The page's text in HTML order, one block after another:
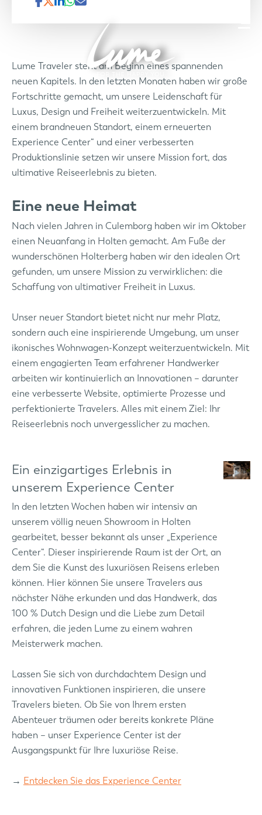
Lume Traveler steht am Beginn eines spannenden
neuen Kapitels. In den letzten Monaten haben wir große
Fortschritte gemacht, um unsere Leidenschaft für
Luxus, Design und Freiheit weiterzuentwickeln. Mit
einem brandneuen Standort, einem erneuerten
Experience Center“ und einer verbesserten
Produktionslinie setzen wir unsere Mission fort, das
ultimative Reiseerlebnis zu bieten.
Eine neue Heimat
Nach vielen Jahren in Culemborg haben wir im Oktober
einen Neuanfang in Holten gemacht. Am Fuße der
wunderschönen Holterberg haben wir den idealen Ort
gefunden, um unsere Mission zu verwirklichen: die
Schaffung von ultimativer Freiheit in Luxus.
Unser neuer Standort bietet nicht nur mehr Platz,
sondern auch eine inspirierende Umgebung, um unser
ikonisches Wohnwagen-Konzept weiterzuentwickeln. Mit
einem engagierten Team erfahrener Handwerker
arbeiten wir kontinuierlich an Innovationen – darunter
eine verbesserte Website, optimierte Prozesse und
perfektionierte Travelers. Alles mit einem Ziel: Ihr
Reiseerlebnis noch unvergesslicher zu machen.
Ein einzigartiges Erlebnis in
unserem Experience Center
In den letzten Wochen haben wir intensiv an
unserem völlig neuen Showroom in Holten
gearbeitet, besser bekannt als unser „Experience
Center“. Dieser inspirierende Raum ist der Ort, an
dem Sie die Kunst des luxuriösen Reisens erleben
können. Hier können Sie unsere Travelers aus
nächster Nähe erkunden und das Handwerk, das
100 % Dutch Design und die Liebe zum Detail
erfahren, die jeden Lume zu einem wahren
Meisterwerk machen.
Lassen Sie sich von durchdachtem Design und
innovativen Funktionen inspirieren, die unsere
Travelers bieten. Ob Sie von Ihrem ersten
Abenteuer träumen oder bereits konkrete Pläne
haben – unser Experience Center ist der
Ausgangspunkt für Ihre luxuriöse Reise.
→ Entdecken Sie das Experience Center